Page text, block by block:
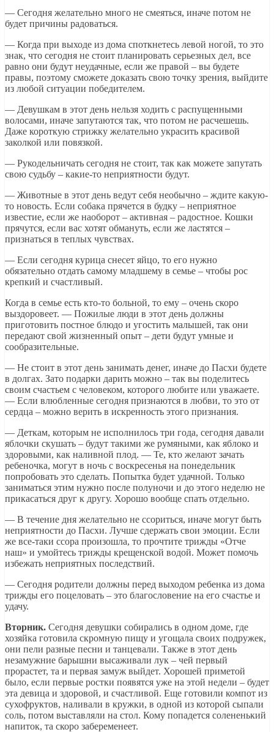
— Сегодня желательно много не смеяться, иначе потом не
будет причины радоваться.
— Когда при выходе из дома споткнетесь левой ногой, то это
знак, что сегодня не стоит планировать серьезных дел, все
равно они будут неудачные, если же правой – вы будете
правы, поэтому сможете доказать свою точку зрения, выйдите
из любой ситуации победителем.
— Девушкам в этот день нельзя ходить с распущенными
волосами, иначе запутаются так, что потом не расчешешь.
Даже короткую стрижку желательно украсить красивой
заколкой или повязкой.
— Рукодельничать сегодня не стоит, так как можете запутать
свою судьбу – какие-то неприятности будут.
— Животные в этот день ведут себя необычно – ждите какую-
то новость. Если собака прячется в будку – неприятное
известие, если же наоборот – активная – радостное. Кошки
прячутся, если вас хотят обмануть, если же ластятся –
признаться в теплых чувствах.
— Если сегодня курица снесет яйцо, то его нужно
обязательно отдать самому младшему в семье – чтобы рос
крепкий и счастливый.
Когда в семье есть кто-то больной, то ему – очень скоро
выздоровеет. — Пожилые люди в этот день должны
приготовить постное блюдо и угостить малышей, так они
передают свой жизненный опыт – дети будут умные и
сообразительные.
— Не стоит в этот день занимать денег, иначе до Пасхи будете
в долгах. Зато подарки дарить можно – так вы поделитесь
своим счастьем с человеком, которого любите или уважаете.
— Если влюбленные сегодня признаются в любви, то это от
сердца – можно верить в искренность этого признания.
— Деткам, которым не исполнилось три года, сегодня давали
яблочки скушать – будут такими же румяными, как яблоко и
здоровыми, как наливной плод. — Те, кто желают зачать
ребеночка, могут в ночь с воскресенья на понедельник
попробовать это сделать. Попытка будет удачной. Только
заниматься этим нужно после полуночи и до этого неделю не
прикасаться друг к другу. Хорошо вообще спать отдельно.
— В течение дня желательно не ссориться, иначе могут быть
неприятности до Пасхи. Лучше сдержать свои эмоции. Если
же все-таки ссора произошла, то прочтите трижды «Отче
наш» и умойтесь трижды крещенской водой. Может помочь
избежать неприятных последствий.
— Сегодня родители должны перед выходом ребенка из дома
трижды его поцеловать – это благословение на его счастье и
удачу.
Вторник. Сегодня девушки собирались в одном доме, где
хозяйка готовила скромную пищу и угощала своих подружек,
они пели разные песни и танцевали. Также в этот день
незамужние барышни высаживали лук – чей первый
прорастет, та и первая замуж выйдет. Хорошей приметой
было, если первые ростки появятся уже на этой недели – будет
эта девица и здоровой, и счастливой. Еще готовили компот из
сухофруктов, наливали в кружки, в одной из которой сыпали
соль, потом выставляли на стол. Кому попадется солененький
напиток, та скоро забеременеет.